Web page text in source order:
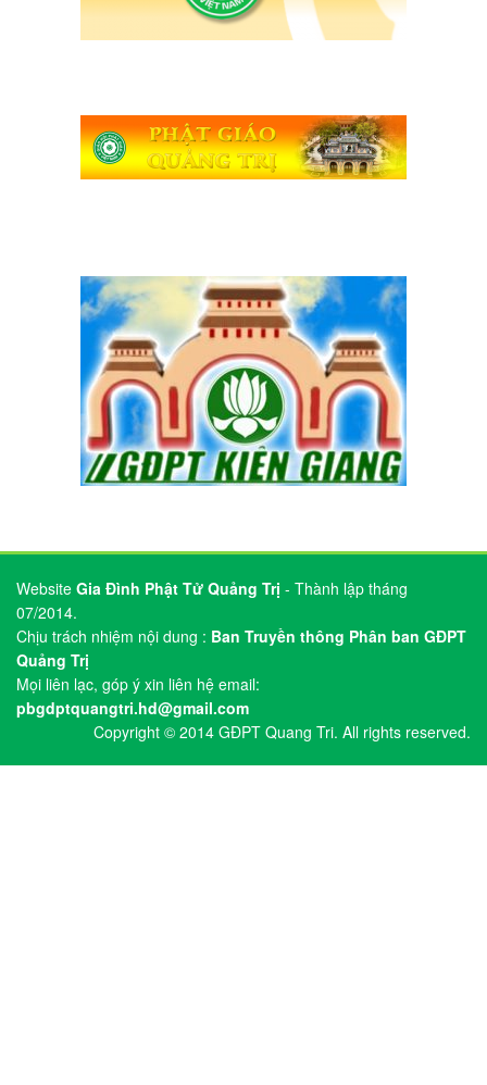
Website Gia Đình Phật Tử Quảng Trị - Thành lập tháng
07/2014.
Chịu trách nhiệm nội dung : Ban Truyền thông Phân ban GĐPT
Quảng Trị
Mọi liên lạc, góp ý xin liên hệ email:
pbgdptquangtri.hd@gmail.com
Copyright © 2014 GĐPT Quang Tri. All rights reserved.